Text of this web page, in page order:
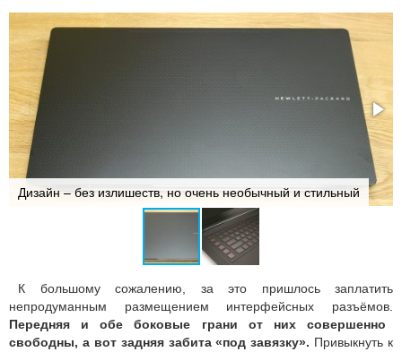
Дизайн – без излишеств, но очень необычный и стильный
К большому сожалению, за это пришлось заплатить
непродуманным размещением интерфейсных разъёмов.
Передняя и обе боковые грани от них совершенно
свободны, а вот задняя забита «под завязку». Привыкнуть к